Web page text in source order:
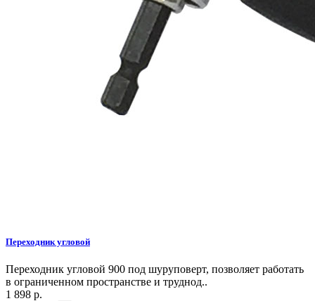
Переходник угловой
Переходник угловой 900 под шуруповерт, позволяет работать
в ограниченном пространстве и труднод..
1 898 р.